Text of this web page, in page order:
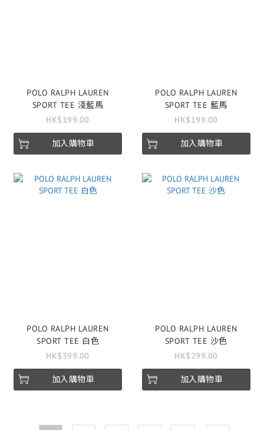
POLO RALPH LAUREN
SPORT TEE 淺藍馬
HK$199.00
加入購物車
POLO RALPH LAUREN
SPORT TEE 藍馬
HK$199.00
加入購物車
POLO RALPH LAUREN
SPORT TEE 白色
HK$399.00
加入購物車
POLO RALPH LAUREN
SPORT TEE 沙色
HK$299.00
加入購物車